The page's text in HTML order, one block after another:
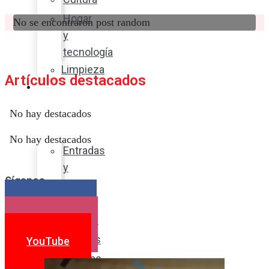
Hogar
y
tecnología
Limpieza
Cocina
sabor
Entradas
y
Postres
Bebidas
No se encontraron post random
Artículos destacados
No hay destacados
No hay destacados
Síganos
YouTube